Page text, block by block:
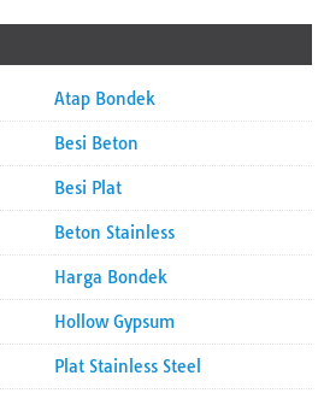
Atap Bondek
Besi Beton
Besi Plat
Beton Stainless
Harga Bondek
Hollow Gypsum
Plat Stainless Steel